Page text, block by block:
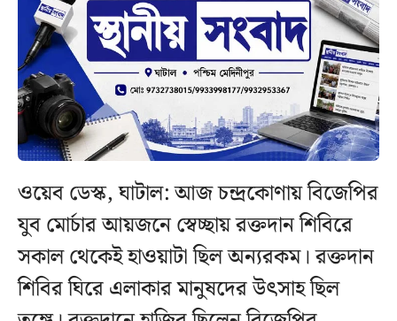
ওয়েব ডেস্ক, ঘাটাল: আজ চন্দ্রকোণায় বিজেপির
যুব মোর্চার আয়জনে স্বেচ্ছায় রক্তদান শিবিরে
সকাল থেকেই হাওয়াটা ছিল অন্যরকম। রক্তদান
শিবির ঘিরে এলাকার মানুষদের উৎসাহ ছিল